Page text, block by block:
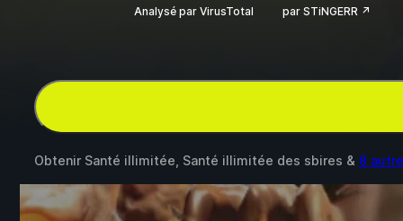
Analysé par VirusTotal par STiNGERR ↗
Obtenir Santé illimitée, Santé illimitée des sbires & 8